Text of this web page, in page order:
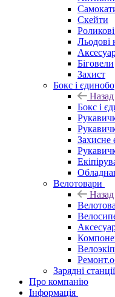
Скейти
Льодові
Біговели
Захист
Бокс і
Назад
Бокс і
Захисне
Велотовари
Назад
Велоэкіп
Зарядні станції
Про компанію
Інформація